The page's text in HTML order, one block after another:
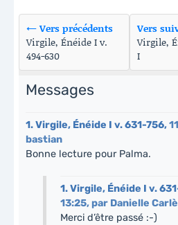
← Vers précédents
Virgile, Énéide I v.
494-630
Vers
Virgile,
I
Messages
1.Virgile, Énéide I v. 631-756,
bastian
Bonne lecture pour Palma.
1.Virgile, Énéide I v.
13:25,par Danielle
Merci d’être passé :-)